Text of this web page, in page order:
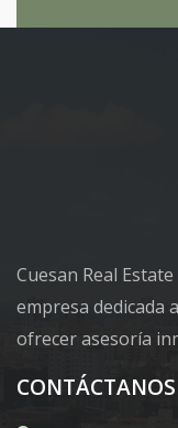
Cuesan Real
empresa dedicada
ofrecer asesoría
CONTÁCTANOS